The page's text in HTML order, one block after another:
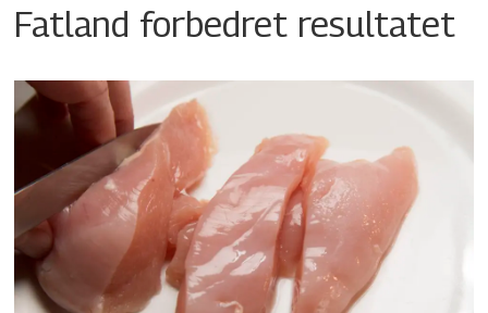
Fatland forbedret resultatet